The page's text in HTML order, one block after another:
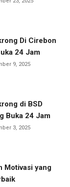
Di Cirebon
24 Jam
9, 2025
di BSD
Buka 24 Jam
3, 2025
Motivasi yang